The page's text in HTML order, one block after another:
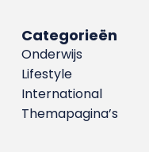
Categorieën
Onderwijs
Lifestyle
International
Themapagina’s